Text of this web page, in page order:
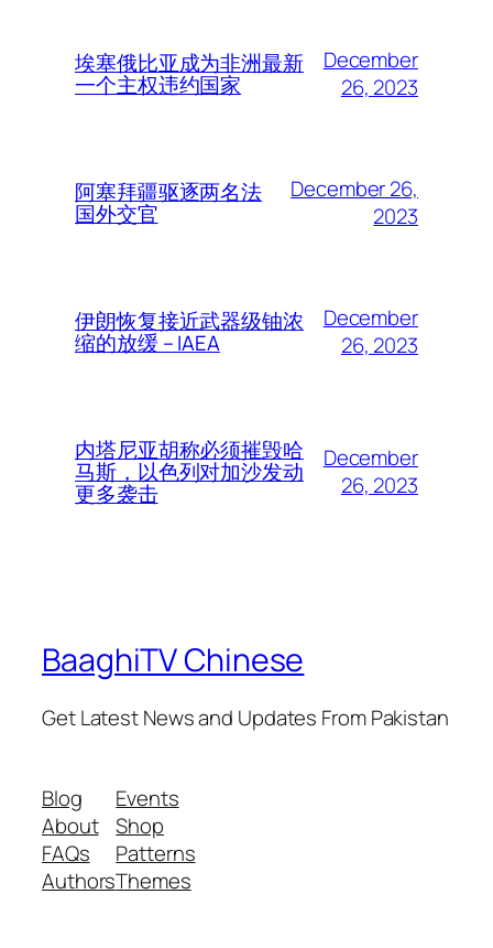
埃塞俄比亚成为非洲最新
一个主权违约国家
December
26, 2023
阿塞拜疆驱逐两名法
国外交官
December 26,
2023
伊朗恢复接近武器级铀浓
缩的放缓 – IAEA
December
26, 2023
内塔尼亚胡称必须摧毁哈
马斯，以色列对加沙发动
更多袭击
December
26, 2023
BaaghiTV Chinese
Get Latest News and Updates From Pakistan
Blog
About
FAQs
Authors
Events
Shop
Patterns
Themes